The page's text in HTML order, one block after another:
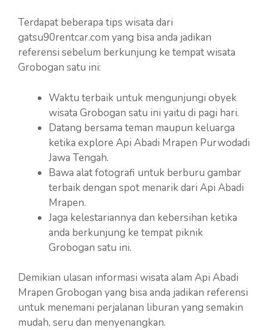
Terdapat beberapa tips wisata dari
gatsu90rentcar.com yang bisa anda jadikan
referensi sebelum berkunjung ke tempat wisata
Grobogan satu ini:
Waktu terbaik untuk mengunjungi obyek
wisata Grobogan satu ini yaitu di pagi hari.
Datang bersama teman maupun keluarga
ketika explore Api Abadi Mrapen Purwodadi
Jawa Tengah.
Bawa alat fotografi untuk berburu gambar
terbaik dengan spot menarik dari Api Abadi
Mrapen.
Jaga kelestariannya dan kebersihan ketika
anda berkunjung ke tempat piknik
Grobogan satu ini.
Demikian ulasan informasi wisata alam Api Abadi
Mrapen Grobogan yang bisa anda jadikan referensi
untuk menemani perjalanan liburan yang semakin
mudah, seru dan menyenangkan.